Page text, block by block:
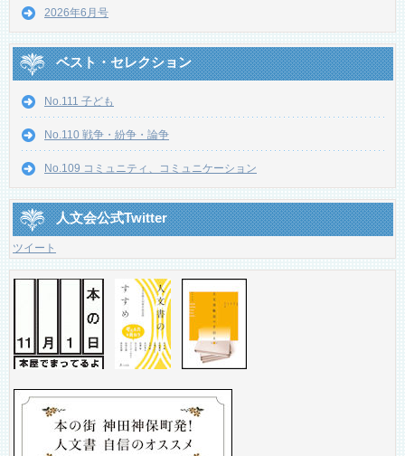
2026年6月号
ベスト・セレクション
No.111 子ども
No.110 戦争・紛争・論争
No.109 コミュニティ、コミュニケーション
人文会公式Twitter
ツイート